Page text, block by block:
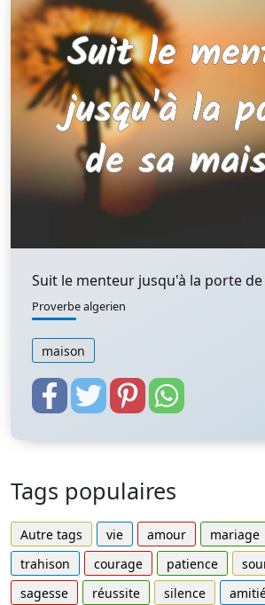
Suit le menteur jusqu'à la porte de
Proverbe algerien
maison
Tags populaires
Autre tags vie amour mariage
trahison
courage patience
sagesse
réussite silence